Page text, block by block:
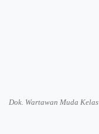
Dok. Wartawan Muda Kelas